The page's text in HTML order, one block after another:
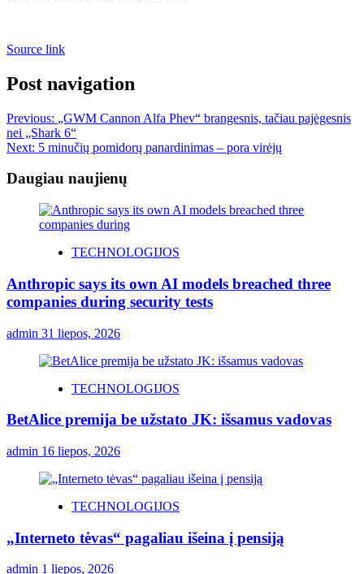
Source link
Post navigation
Previous: „GWM Cannon Alfa Phev“ brangesnis, tačiau pajėgesnis
nei „Shark 6“
Next: 5 minučių pomidorų panardinimas – pora virėjų
Daugiau naujienų
TECHNOLOGIJOS
Anthropic says its own AI models breached three
companies during security tests
admin 31 liepos, 2026
TECHNOLOGIJOS
BetAlice premija be užstato JK: išsamus vadovas
admin 16 liepos, 2026
TECHNOLOGIJOS
„Interneto tėvas“ pagaliau išeina į pensiją
admin 1 liepos, 2026